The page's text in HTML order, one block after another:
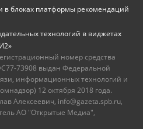
в блоках платформы рекомендаций
технологий в виджетах
номер средства
73908 выдан Федеральной
информационных технологий и
12 октября 2018 года.
Алексеевич, info@gazeta.spb.ru,
АО "Открытые Медиа",